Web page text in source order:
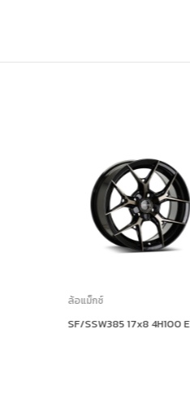
ล้อแม็กซ์
SF/SSW385 17x8 4H100 ET38